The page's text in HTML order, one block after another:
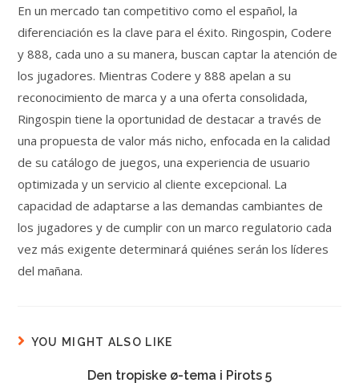
En un mercado tan competitivo como el español, la
diferenciación es la clave para el éxito. Ringospin, Codere
y 888, cada uno a su manera, buscan captar la atención de
los jugadores. Mientras Codere y 888 apelan a su
reconocimiento de marca y a una oferta consolidada,
Ringospin tiene la oportunidad de destacar a través de
una propuesta de valor más nicho, enfocada en la calidad
de su catálogo de juegos, una experiencia de usuario
optimizada y un servicio al cliente excepcional. La
capacidad de adaptarse a las demandas cambiantes de
los jugadores y de cumplir con un marco regulatorio cada
vez más exigente determinará quiénes serán los líderes
del mañana.
YOU MIGHT ALSO LIKE
Den tropiske ø-tema i Pirots 5